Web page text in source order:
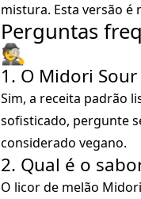
mistura. Esta versão
Perguntas
🕵️
1. O Midori
Sim, a receita padrão
sofisticado, pergunte
considerado vegano.
2. Qual é o
O licor de melão